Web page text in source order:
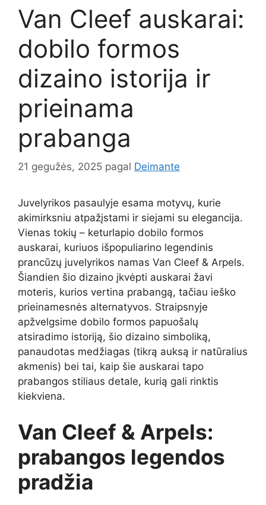
Van Cleef auskarai:
dobilo formos
dizaino istorija ir
prieinama
prabanga
21 gegužės, 2025 pagal Deimante
Juvelyrikos pasaulyje esama motyvų, kurie
akimirksniu atpažįstami ir siejami su elegancija.
Vienas tokių – keturlapio dobilo formos
auskarai, kuriuos išpopuliarino legendinis
prancūzų juvelyrikos namas Van Cleef & Arpels.
Šiandien šio dizaino įkvėpti auskarai žavi
moteris, kurios vertina prabangą, tačiau ieško
prieinamesnės alternatyvos. Straipsnyje
apžvelgsime dobilo formos papuošalų
atsiradimo istoriją, šio dizaino simboliką,
panaudotas medžiagas (tikrą auksą ir natūralius
akmenis) bei tai, kaip šie auskarai tapo
prabangos stiliaus detale, kurią gali rinktis
kiekviena.
Van Cleef & Arpels:
prabangos legendos
pradžia